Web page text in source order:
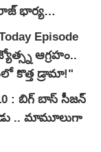
భార్య
Episode
కొత్త డ్రామా!"
: బిగ్ బాస్ సీజన్
.. మామూలుగా